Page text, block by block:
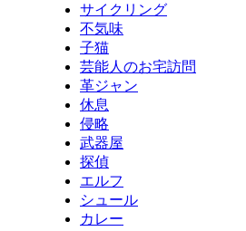
サイクリング
不気味
子猫
芸能人のお宅訪問
革ジャン
休息
侵略
武器屋
探偵
エルフ
シュール
カレー